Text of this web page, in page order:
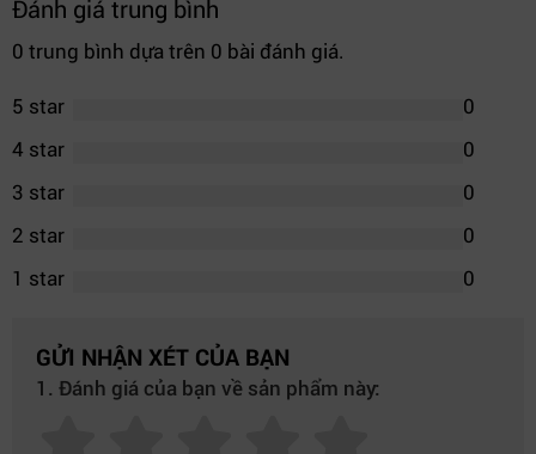
Đánh giá trung bình
0 trung bình dựa trên 0 bài đánh giá.
5 star
0
4 star
0
3 star
0
2 star
0
1 star
0
GỬI NHẬN XÉT CỦA BẠN
1. Đánh giá của bạn về sản phẩm này: